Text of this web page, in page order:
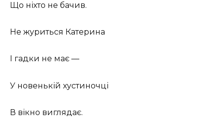
Що ніхто не бачив.
Не журиться Катерина
І гадки не має —
У новенькій хустиночці
В вікно виглядає.